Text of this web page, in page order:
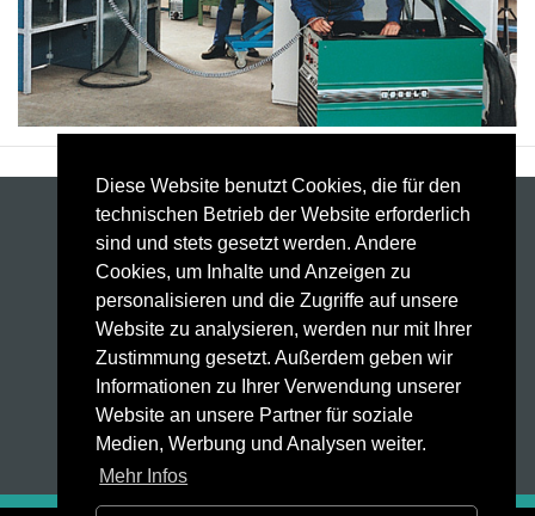
Diese Website benutzt Cookies, die für den
technischen Betrieb der Website erforderlich
sind und stets gesetzt werden. Andere
Cookies, um Inhalte und Anzeigen zu
personalisieren und die Zugriffe auf unsere
Website zu analysieren, werden nur mit Ihrer
Zustimmung gesetzt. Außerdem geben wir
Informationen zu Ihrer Verwendung unserer
Website an unsere Partner für soziale
Medien, Werbung und Analysen weiter.
Mehr Infos
Schweißanlagen
Schweißbrenner
Automatisierung
Weld Factory®
Laser Sensor
HighPULSE RS Serie
Technologie
Service
Kontakt